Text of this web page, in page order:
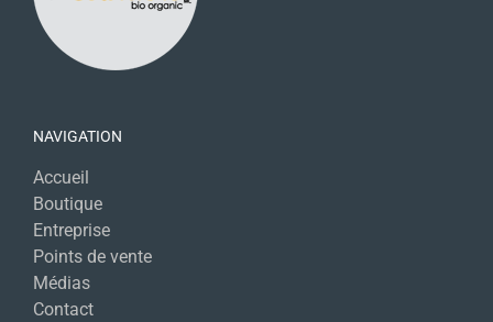
NAVIGATION
Accueil
Boutique
Entreprise
Points de vente
Médias
Contact